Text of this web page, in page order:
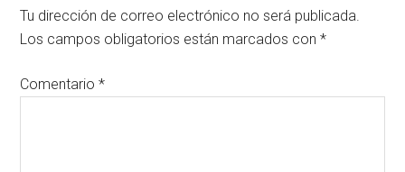
Tu dirección de correo electrónico no será publicada.
Los campos obligatorios están marcados con*
Comentario*